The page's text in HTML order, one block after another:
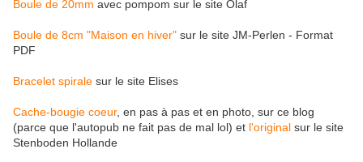
Boule de 20mm avec pompom sur le site Olaf
Boule de 8cm "Maison en hiver" sur le site JM-Perlen - Format
PDF
Bracelet spirale sur le site Elises
Cache-bougie coeur, en pas à pas et en photo, sur ce blog
(parce que l'autopub ne fait pas de mal lol) et l'original sur le site
Stenboden Hollande